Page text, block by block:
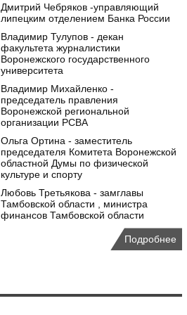
Дмитрий Чебряков -управляющий
липецким отделением Банка России
Владимир Тулупов - декан
факультета журналистики
Воронежского государственного
университета
Владимир Михайленко -
председатель правления
Воронежской региональной
организации РСВА
Ольга Ортина - заместитель
председателя Комитета Воронежской
областной Думы по физической
культуре и спорту
Любовь Третьякова - замглавы
Тамбовской области , министра
финансов Тамбовской области
Подробнее